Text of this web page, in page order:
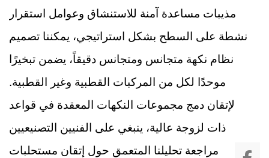
مذيبات مساعدة آمنة للاستنشاق وعوامل استقرار
نشطة على السطح بشكل استراتيجي، يمكننا تصميم
نظام نكهة متجانس ومتجانس دقيقاً، يضمن تبخيرًا
موحدًا لكل من المركبات القطبية وغير القطبية.
لإتقان دمج مجموعات النكهات المعقدة في قواعد
ذات لزوجة عالية، ينبغي على الفنيين التصنيعيين
مراجعة تحليلنا المتعمق حول إتقان مستحلبات